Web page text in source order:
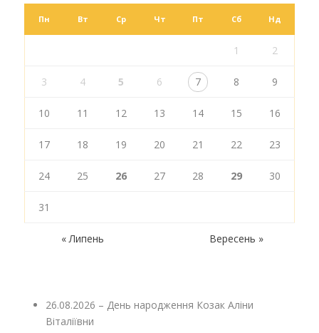
Пн Вт Ср Чт Пт Сб Нд
1 2
3 4 5 6 7 8 9
10 11 12 13 14 15 16
17 18 19 20 21 22 23
24 25 26 27 28 29 30
31
« Липень Вересень »
26.08.2026 – День народження Козак Аліни
Віталіївни